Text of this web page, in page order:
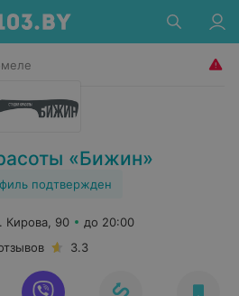
«Бижин»
подтвержден
Кирова, 90
до 20:00
3.3